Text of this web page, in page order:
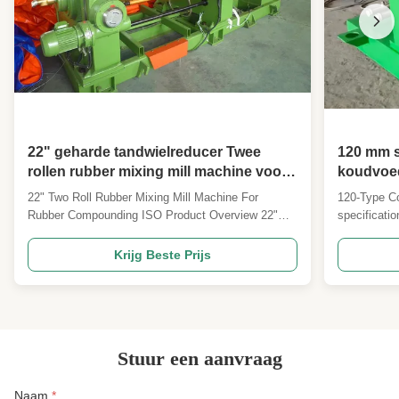
22" geharde tandwielreducer Twee
rollen rubber mixing mill machine voor
rubber compounding ISO gecertificeerd
22" Two Roll Rubber Mixing Mill Machine For
Rubber Compounding ISO Product Overview 22"
Mill for professional rubber compounding
applications. This industrial mixing mill is designed
for efficient processing of rubber materials with
Krijg Beste Prijs
120 mm
120-Type
is
XJD-120
Stuur een aanvraag
Naam *